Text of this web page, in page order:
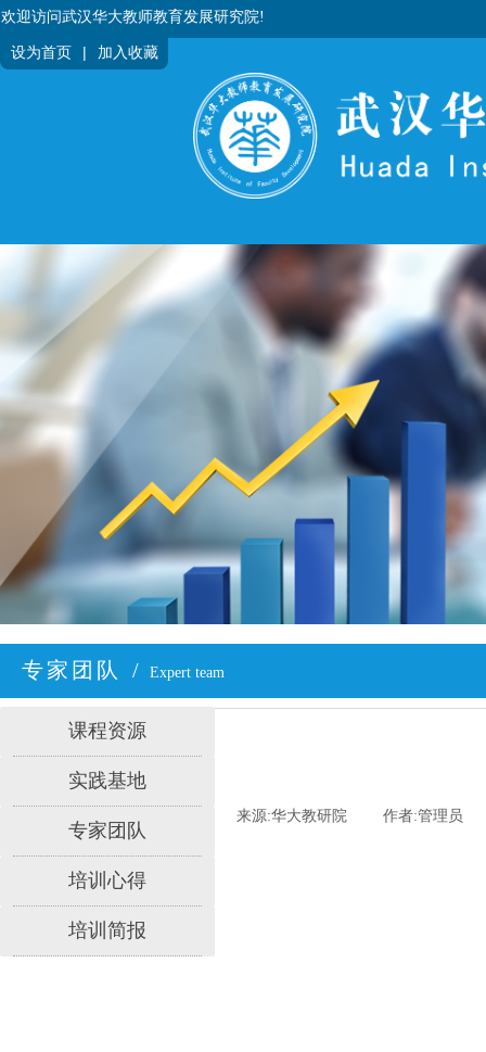
欢迎访问武汉华大教师教育发展研究院!
设为首页 | 加入收藏
专家团队 / Expert team
课程资源
实践基地
专家团队
培训心得
培训简报
来源:华大教研院 作者:管理员